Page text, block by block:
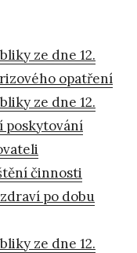
ze dne 12.
opatření
ze dne 12.
poskytování
činnosti
po dobu
ze dne 12.